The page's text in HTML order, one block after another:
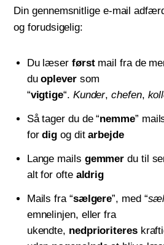
Din gennemsnitlige e-mail
og forudsigelig:
Du læser førstmail fra de
duopleversom
“vigtige“. Kunder,chefen,
Så tager du de “nemme”
fordig og ditarbejde
Lange mails gemmer du til
alt for ofte aldrig
Mails fra “sælgere”, med “
emnelinjen, eller fra
ukendte, nedprioriteres